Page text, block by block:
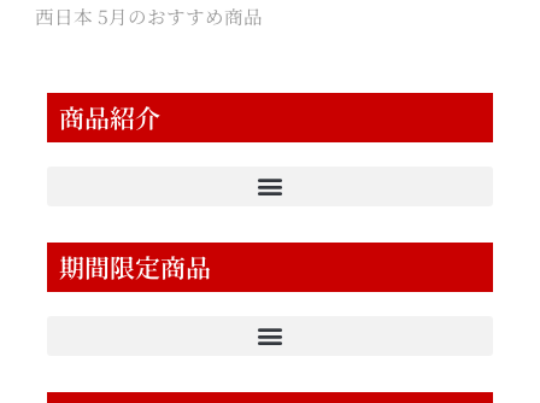
西日本 5月のおすすめ商品
商品紹介
期間限定商品